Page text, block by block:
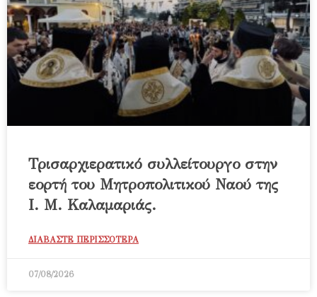
Τρισαρχιερατικό συλλείτουργο στην
εορτή του Μητροπολιτικού Ναού της
Ι. Μ. Καλαμαριάς.
ΔΙΑΒΑΣΤΕ ΠΕΡΙΣΣΟΤΕΡΑ
07/08/2026